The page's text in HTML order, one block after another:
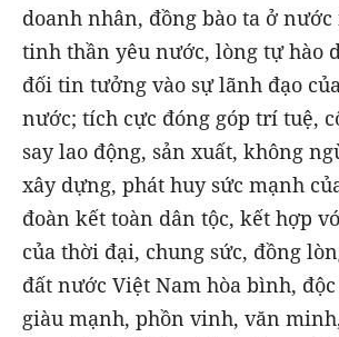
doanh nhân, đồng bào ta ở nước
tinh thần yêu nước, lòng tự hào
đối tin tưởng vào sự lãnh đạo
nước; tích cực đóng góp trí tuệ,
say lao động, sản xuất, không
xây dựng, phát huy sức mạnh
đoàn kết toàn dân tộc, kết hợp
của thời đại, chung sức, đồng
đất nước Việt Nam hòa bình,
giàu mạnh, phồn vinh, văn